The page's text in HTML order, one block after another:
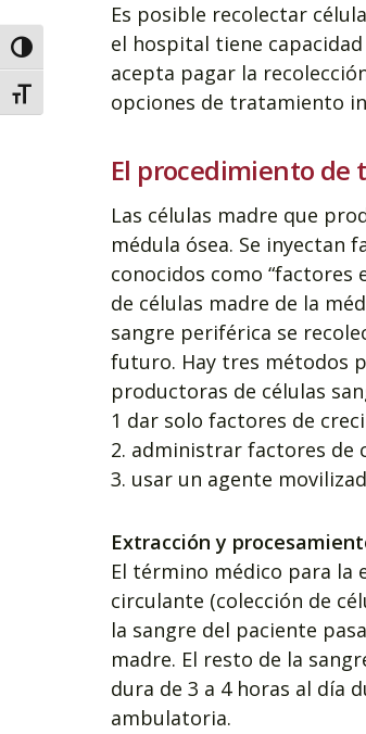
Alternar alto contraste
Alternar tamanho da fonte
Es posible recolectar
el hospital tiene
acepta pagar la
opciones de tratamiento
El procedimiento de
Las células madre que
médula ósea. Se inyectan
conocidos como “factores
de células madre de la
sangre periférica se
futuro. Hay tres métodos
productoras de células
1 dar solo factores de
2. administrar factores de
3. usar un agente
Extracción y
El término médico para la
circulante (colección de
la sangre del paciente
madre. El resto de la
dura de 3 a 4 horas al día
ambulatoria.